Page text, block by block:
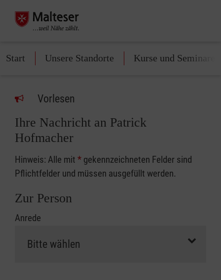
Start Unsere Standorte Kurse und Seminare
Vorlesen
Ihre Nachricht an Patrick
Hofmacher
Hinweis: Alle mit * gekennzeichneten Felder sind
Pflichtfelder und müssen ausgefüllt werden.
Zur Person
Anrede